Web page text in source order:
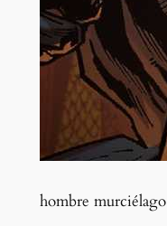
hombre murciélago